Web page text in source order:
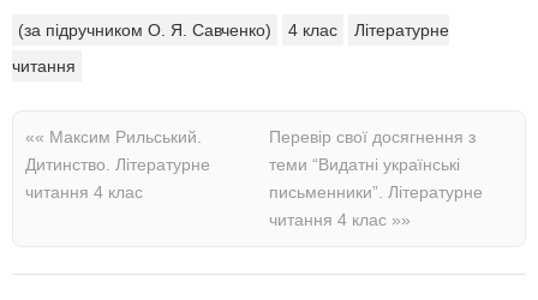
(за підручником О. Я. Савченко) 4 клас
Літературне
читання
«« Максим Рильський.
Дитинство. Літературне
читання 4 клас
Перевір свої досягнення з
теми “Видатні українські
письменники”. Літературне
читання 4 клас »»